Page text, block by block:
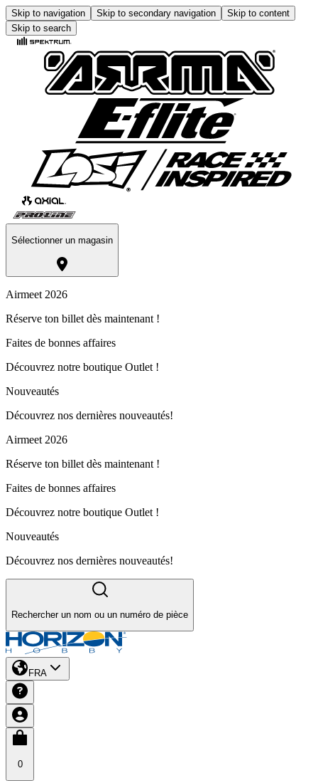
Skip to navigation Skip to secondary navigation
Skip to content
Skip to search
Sélectionner un magasin
Airmeet 2026
Réserve ton billet dès maintenant !
Faites de bonnes affaires
Découvrez notre boutique Outlet !
Nouveautés
Découvrez nos dernières nouveautés!
Airmeet 2026
Réserve ton billet dès maintenant !
Faites de bonnes affaires
Découvrez notre boutique Outlet !
Nouveautés
Découvrez nos dernières nouveautés!
Rechercher un nom ou un numéro de pièce
FRA
0